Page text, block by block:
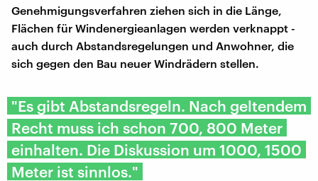
Genehmigungsverfahren ziehen sich in die Länge,
Flächen für Windenergieanlagen werden verknappt -
auch durch Abstandsregelungen und Anwohner, die
sich gegen den Bau neuer Windrädern stellen.
"Es gibt Abstandsregeln. Nach geltendem
Recht muss ich schon 700, 800 Meter
einhalten. Die Diskussion um 1000, 1500
Meter ist sinnlos."